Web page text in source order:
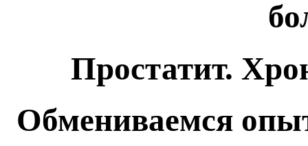
Простатит.
Обмениваемся